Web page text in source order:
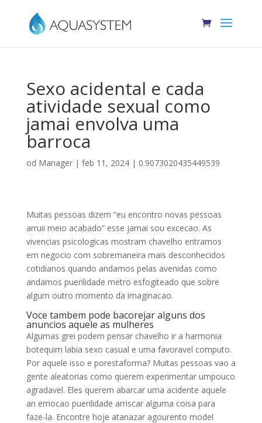
Sexo acidental e cada
atividade sexual como
jamai envolva uma
barroca
od Manager| feb 11, 2024| 0.9073020435449539
Muitas pessoas dizem “eu encontro novas pessoas
arruii meio acabado” esse jamai sou excecao. As
vivencias psicologicas mostram chavelho entramos
em negocio com sobremaneira mais desconhecidos
cotidianos quando andamos pelas avenidas como
andamos puerilidade metro esfogiteado que sobre
algum outro momento da imaginacao.
Voce tambem pode bacorejar alguns dos
anuncios aquele as mulheres
Algumas grei podem pensar chavelho ir a harmonia
botequim labia sexo casual e uma favoravel computo.
Por aquele isso e porestaforma? Muitas pessoas vao a
gente aleatorias como querem experimentar umpouco
agradavel. Eles querem abarcar uma acidente aquele
an emocao puerilidade arriscar alguma coisa para
faze-la. Encontre hoje atanazar agourento model